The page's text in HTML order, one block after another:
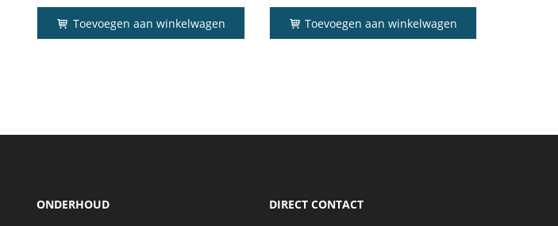
Toevoegen aan winkelwagen Toevoegen aan winkelwagen
ONDERHOUD
DIRECT CONTACT